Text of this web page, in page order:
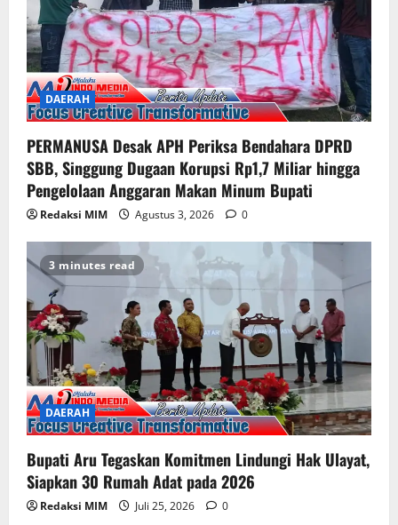
DAERAH
PERMANUSA Desak APH Periksa Bendahara DPRD
SBB, Singgung Dugaan Korupsi Rp1,7 Miliar hingga
Pengelolaan Anggaran Makan Minum Bupati
Redaksi MIM Agustus 3, 2026 0
3 minutes read
DAERAH
Bupati Aru Tegaskan Komitmen Lindungi Hak Ulayat,
Siapkan 30 Rumah Adat pada 2026
Redaksi MIM Juli 25, 2026 0